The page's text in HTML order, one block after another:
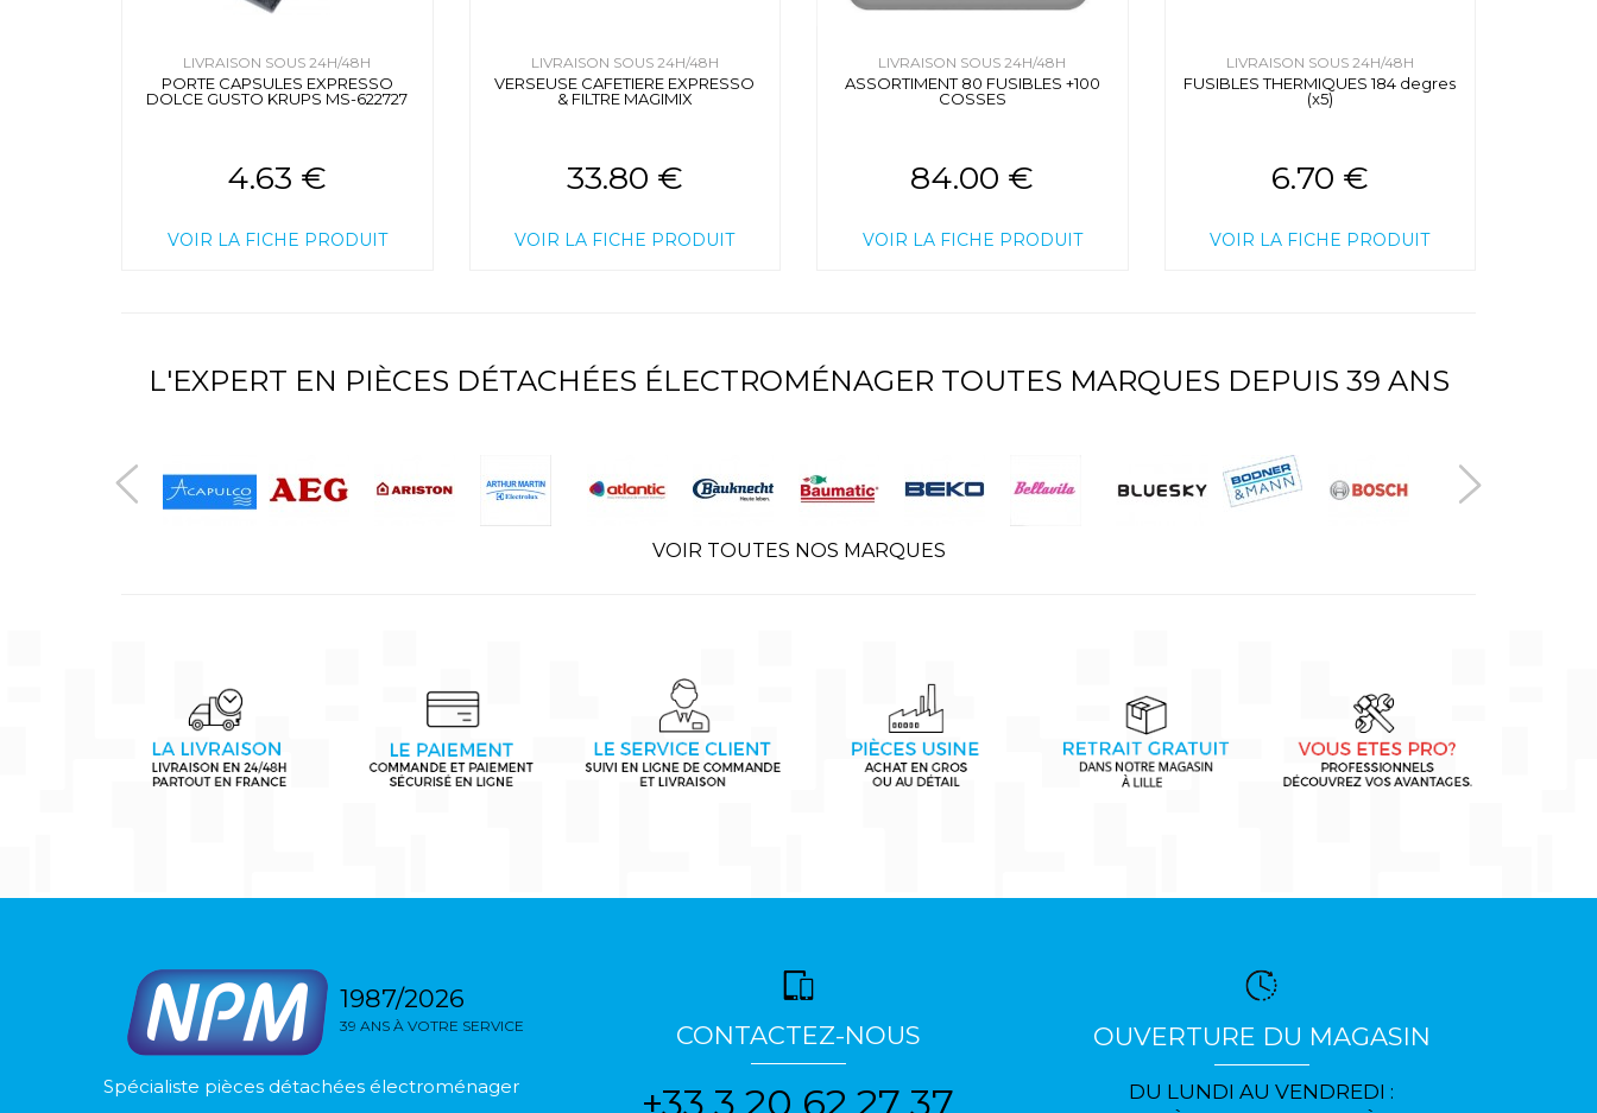
LIVRAISON SOUS 24H/48H
PORTE CAPSULES EXPRESSO
DOLCE GUSTO KRUPS MS-622727
4.63 €
VOIR LA FICHE PRODUIT
LIVRAISON SOUS 24H/48H
VERSEUSE CAFETIERE EXPRESSO
& FILTRE MAGIMIX
33.80 €
VOIR LA FICHE PRODUIT
LIVRAISON SOUS 24H/48H
ASSORTIMENT 80 FUSIBLES +100
COSSES
84.00 €
VOIR LA FICHE PRODUIT
LIVRAISON SOUS 24H/48H
FUSIBLES THERMIQUES 184 degres
(x5)
6.70 €
VOIR LA FICHE PRODUIT
L'EXPERT EN PIÈCES DÉTACHÉES ÉLECTROMÉNAGER TOUTES MARQUES DEPUIS 39 ANS
VOIR TOUTES NOS MARQUES
1987/2026
39 ANS À VOTRE SERVICE
Spécialiste pièces détachées électroménager
CONTACTEZ-NOUS
+33 3 20 62 27 37
OUVERTURE DU MAGASIN
DU LUNDI AU VENDREDI :